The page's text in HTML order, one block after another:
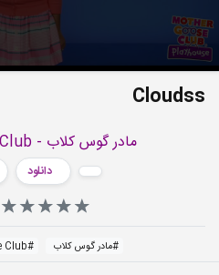
Cloudss
مادر گوس کلاب - Mother Goose Club
دانلود
#مادر گوس کلاب #
Club